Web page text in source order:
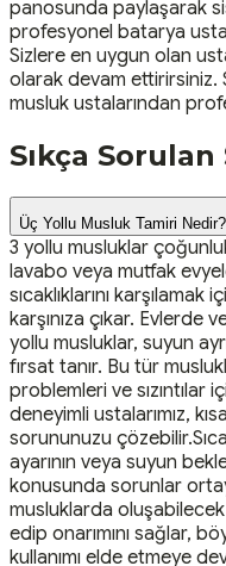
panosunda paylaşarak
profesyonel batarya
Sizlere en uygun olan
olarak devam
musluk ustalarından
Sıkça
Üç Yollu Musluk Tamiri Nedir?
3 yollu musluklar
lavabo veya mutfak
sıcaklıklarını
karşınıza çıkar. Evlerde
yollu musluklar, suyun
fırsat tanır. Bu tür
problemleri ve sızıntılar
deneyimli ustalarımız,
sorununuzu
ayarının veya suyun
konusunda sorunlar
musluklarda
edip onarımını sağlar,
kullanımı elde etmeye